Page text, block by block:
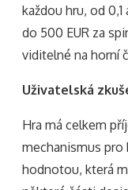
každou hru, od
do 500 EUR za
viditelné na horní
Uživatelská
Hra má celkem
mechanismus pro
hodnotou, která